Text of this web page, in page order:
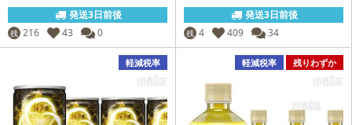
発送3日前後
残 216 43 0
発送3日前後
残 4 409 34
軽減税率 軽減税率 残りわずか